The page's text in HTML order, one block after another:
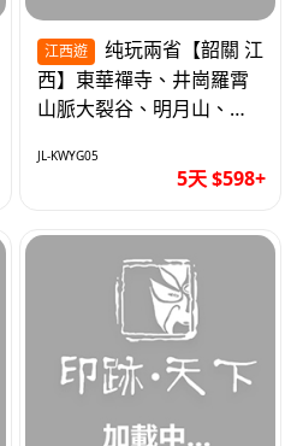
江西遊
西】東華禪寺、井崗羅霄
山脈大裂谷、明月山、仙
JL-KWYG05
5天 $598+